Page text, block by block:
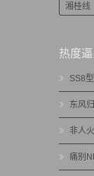
湘桂线
热度
SS8
东风
非人
痛别